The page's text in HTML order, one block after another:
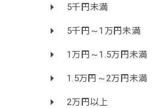
5千円未満
5千円～1万円未満
1万円～1.5万円未満
1.5万円～2万円未満
2万円以上